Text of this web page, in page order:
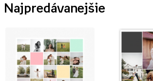
Najpredávanejšie